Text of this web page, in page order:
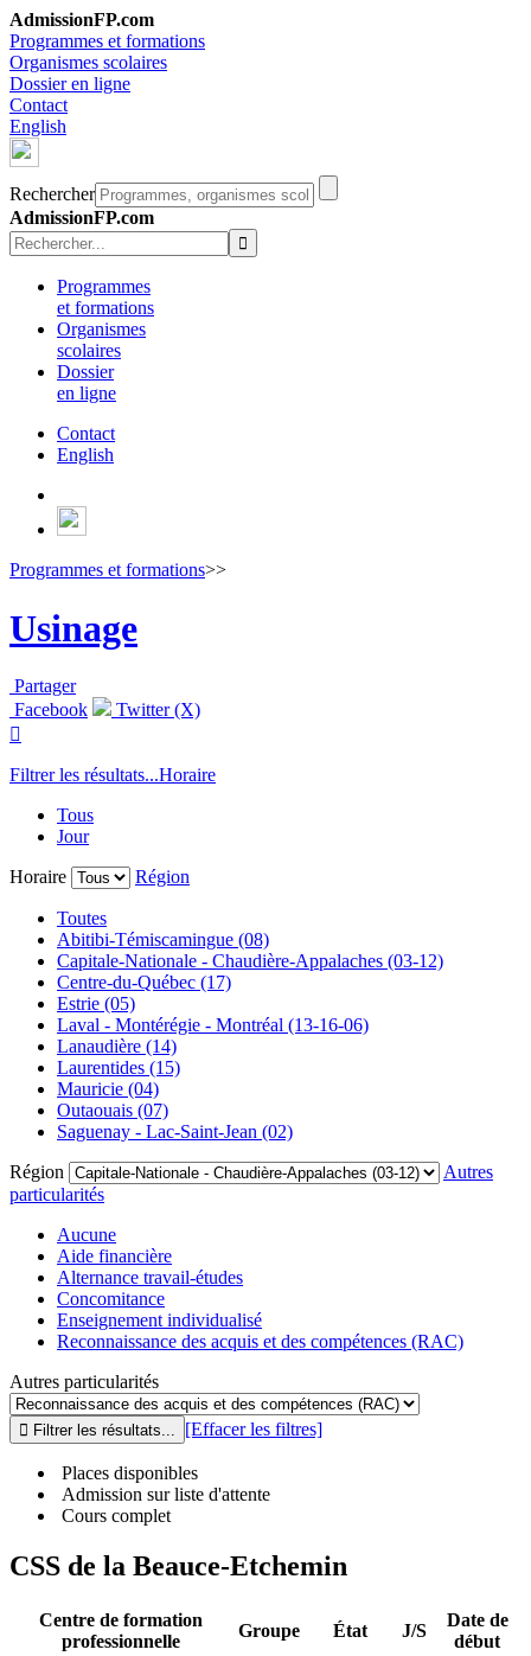
AdmissionFP.com
Programmes et formations
Organismes scolaires
Dossier en ligne
Contact
English
Rechercher
AdmissionFP.com
Programmes
et formations
Organismes
scolaires
Dossier
en ligne
Contact
English
Programmes et formations>>
Usinage
Partager
Facebook
Twitter (X)

Filtrer les résultats...Horaire
Tous
Jour
Horaire
Région
Toutes
Abitibi-Témiscamingue (08)
Capitale-Nationale - Chaudière-Appalaches (03-12)
Centre-du-Québec (17)
Estrie (05)
Laval - Montérégie - Montréal (13-16-06)
Lanaudière (14)
Laurentides (15)
Mauricie (04)
Outaouais (07)
Saguenay - Lac-Saint-Jean (02)
Région
Autres
particularités
Aucune
Aide financière
Alternance travail-études
Concomitance
Enseignement individualisé
Reconnaissance des acquis et des compétences (RAC)
Autres particularités
[Effacer les filtres]
Places disponibles
Admission sur liste d'attente
Cours complet
CSS de la Beauce-Etchemin
Centre de formation
professionnelle
Groupe État J/S
Date de
début